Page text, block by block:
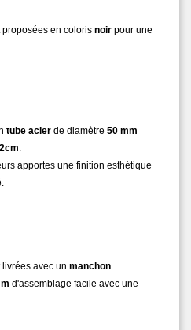
proposées en coloris noir pour une
tube acier de diamètre 50 mm
.
apportes une finition esthétique
livrées avec un manchon
d'assemblage facile avec une